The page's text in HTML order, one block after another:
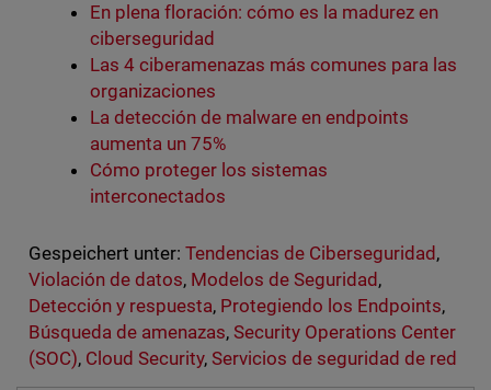
En plena floración: cómo es la madurez en
ciberseguridad
Las 4 ciberamenazas más comunes para las
organizaciones
La detección de malware en endpoints
aumenta un 75%
Cómo proteger los sistemas
interconectados
Gespeichert unter: Tendencias de Ciberseguridad ,
Violación de datos, Modelos de Seguridad ,
Detección y respuesta, Protegiendo los Endpoints,
Búsqueda de amenazas, Security Operations Center
(SOC), Cloud Security, Servicios de seguridad de red